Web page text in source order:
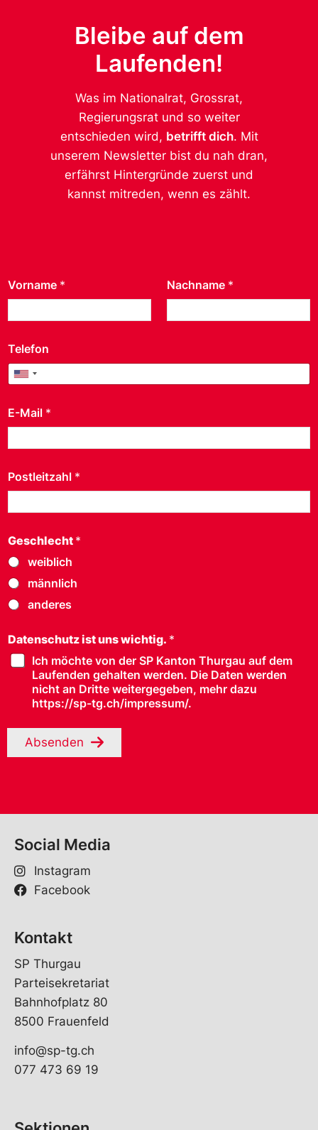
Bleibe auf dem
Laufenden!
Was im Nationalrat, Grossrat,
Regierungsrat und so weiter
entschieden wird, betrifft dich. Mit
unserem Newsletter bist du nah dran,
erfährst Hintergründe zuerst und
kannst mitreden, wenn es zählt.
Vorname * Nachname *
Telefon
United States +1
E-Mail *
Postleitzahl *
Geschlecht *
weiblich
männlich
anderes
Datenschutz ist uns wichtig. *
Ich möchte von der SP Kanton Thurgau auf dem
Laufenden gehalten werden. Die Daten werden
nicht an Dritte weitergegeben, mehr dazu
https://sp-tg.ch/impressum/.
Absenden
Social Media
Instagram
Facebook
Kontakt
SP Thurgau
Parteisekretariat
Bahnhofplatz 80
8500 Frauenfeld
info@sp-tg.ch
077 473 69 19